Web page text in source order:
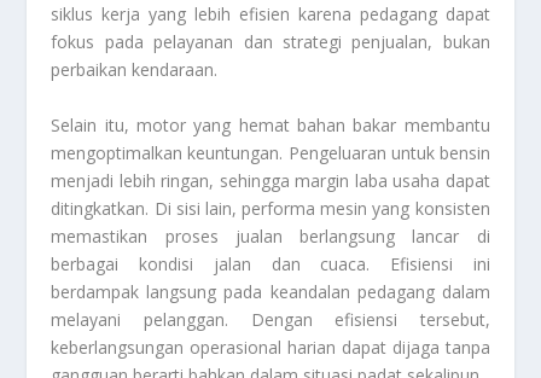
siklus kerja yang lebih efisien karena pedagang dapat
fokus pada pelayanan dan strategi penjualan, bukan
perbaikan kendaraan.
Selain itu, motor yang hemat bahan bakar membantu
mengoptimalkan keuntungan. Pengeluaran untuk bensin
menjadi lebih ringan, sehingga margin laba usaha dapat
ditingkatkan. Di sisi lain, performa mesin yang konsisten
memastikan proses jualan berlangsung lancar di
berbagai kondisi jalan dan cuaca. Efisiensi ini
berdampak langsung pada keandalan pedagang dalam
melayani pelanggan. Dengan efisiensi tersebut,
keberlangsungan operasional harian dapat dijaga tanpa